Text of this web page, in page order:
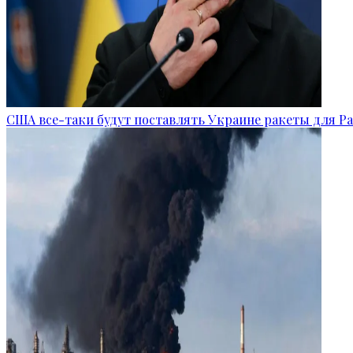
США все-таки будут поставлять Украине ракеты для